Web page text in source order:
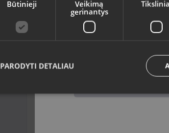
Apple iPhone 16 128GB
Kalba
Būtinieji
Veikimą
gerinantys
PARODYTI DETALIAU